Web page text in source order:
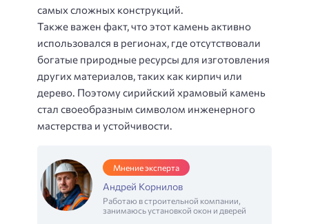
самых сложных конструкций.
Также важен факт, что этот камень активно
использовался в регионах, где отсутствовали
богатые природные ресурсы для изготовления
других материалов, таких как кирпич или
дерево. Поэтому сирийский храмовый камень
стал своеобразным символом инженерного
мастерства и устойчивости.
Мнение эксперта
Андрей Корнилов
Работаю в строительной компании,
занимаюсь установкой окон и дверей